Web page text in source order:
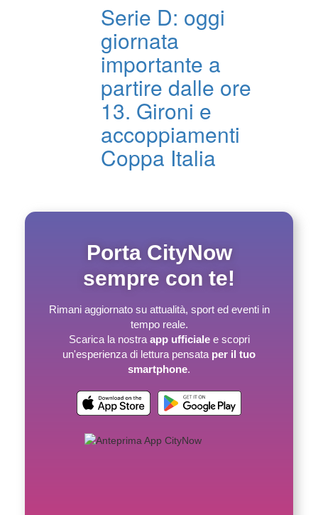
Serie D: oggi
giornata
importante a
partire dalle ore
13. Gironi e
accoppiamenti
Coppa Italia
Porta CityNow
sempre con te!
Rimani aggiornato su attualità, sport ed eventi in
tempo reale.
Scarica la nostra app ufficialee scopri
un'esperienza di lettura pensata per il tuo
smartphone.